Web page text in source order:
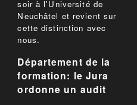
soir à l'Université de
Neuchâtel et revient sur
cette distinction avec
nous.
Département de la
formation: le Jura
ordonne un audit